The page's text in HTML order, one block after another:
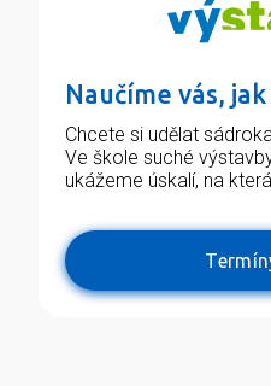
Naučíme vás,
Chcete si udělat
Ve škole suché
ukážeme úskalí, na